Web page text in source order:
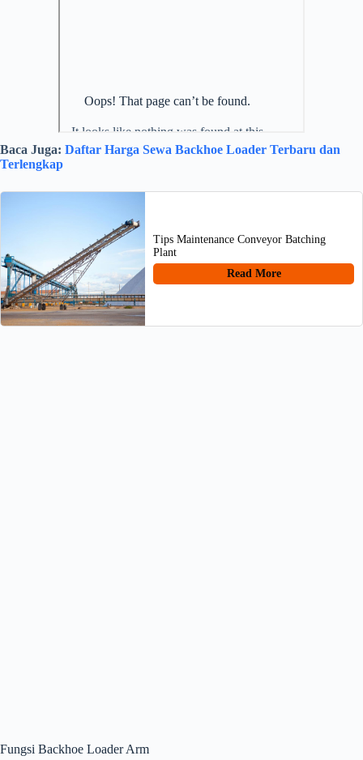
Baca Juga: Daftar Harga Sewa Backhoe Loader Terbaru dan
Terlengkap
Tips Maintenance Conveyor Batching
Plant
Read More
Fungsi Backhoe Loader Arm